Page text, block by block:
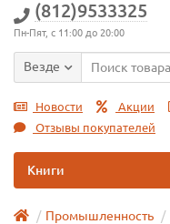
(812)9533325
Пн-Пят, с 11:00 до 20:00
Везде
Новости Акции
Отзывы покупателей
Книги
Промышленность